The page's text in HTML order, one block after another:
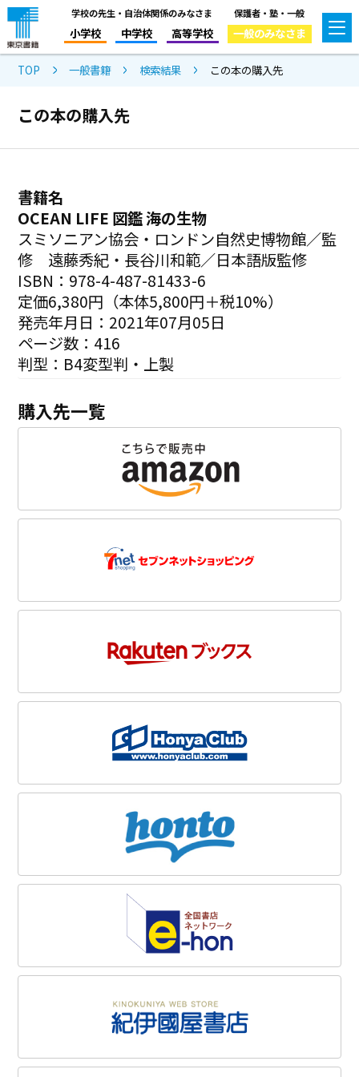
学校の先生・自治体関係のみなさま
小学校 中学校 高等学校
保護者・塾・一般
一般のみなさま
TOP 一般書籍 検索結果 この本の購入先
この本の購入先
書籍名
OCEAN LIFE 図鑑 海の生物
スミソニアン協会・ロンドン自然史博物館／監
修 遠藤秀紀・長谷川和範／日本語版監修
ISBN：978-4-487-81433-6
定価6,380円（本体5,800円＋税10%）
発売年月日：2021年07月05日
ページ数：416
判型：B4変型判・上製
購入先一覧